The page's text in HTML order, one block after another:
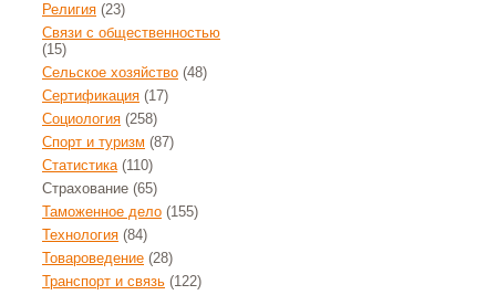
Религия (23)
Связи с общественностью
(15)
Сельское хозяйство (48)
Сертификация (17)
Социология (258)
Спорт и туризм (87)
Статистика(110)
Страхование (65)
Таможенное дело (155)
Технология (84)
Товароведение (28)
Транспорт и связь (122)